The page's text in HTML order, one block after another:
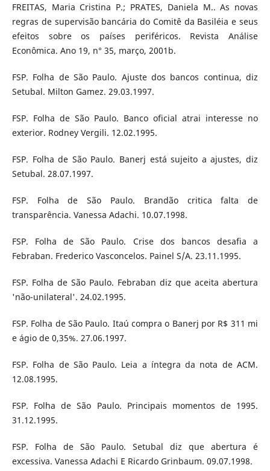
FREITAS, Maria Cristina P.; PRATES, Daniela M.. As novas
regras de supervisão bancária do Comitê da Basiléia e seus
efeitos sobre os países periféricos. Revista Análise
Econômica. Ano 19, n° 35, março, 2001b.
FSP. Folha de São Paulo. Ajuste dos bancos continua, diz
Setubal. Milton Gamez. 29.03.1997.
FSP. Folha de São Paulo. Banco oficial atrai interesse no
exterior. Rodney Vergili. 12.02.1995.
FSP. Folha de São Paulo. Banerj está sujeito a ajustes, diz
Setubal. 28.07.1997.
FSP. Folha de São Paulo. Brandão critica falta de
transparência. Vanessa Adachi. 10.07.1998.
FSP. Folha de São Paulo. Crise dos bancos desafia a
Febraban. Frederico Vasconcelos. Painel S/A. 23.11.1995.
FSP. Folha de São Paulo. Febraban diz que aceita abertura
'não-unilateral'. 24.02.1995.
FSP. Folha de São Paulo. Itaú compra o Banerj por R$ 311 mi
e ágio de 0,35%. 27.06.1997.
FSP. Folha de São Paulo. Leia a íntegra da nota de ACM.
12.08.1995.
FSP. Folha de São Paulo. Principais momentos de 1995.
31.12.1995.
FSP. Folha de São Paulo. Setubal diz que abertura é
excessiva. Vanessa Adachi E Ricardo Grinbaum. 09.07.1998.